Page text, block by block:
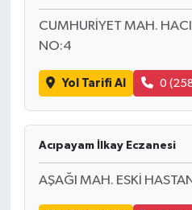
CUMHURİYET MAH. HACI
NO:4
Yol Tarifi Al 0
Acıpayam İlkay Eczanesi
AŞAĞI MAH. ESKİ